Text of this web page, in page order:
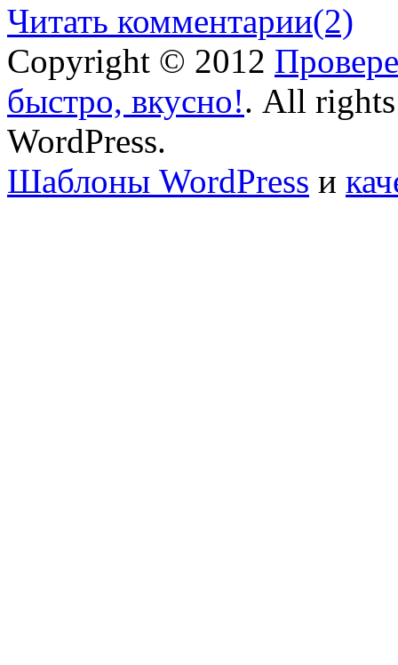
Читать комментарии(2)
Copyright © 2012
быстро, вкусно!. All rights
WordPress.
Шаблоны WordPress и